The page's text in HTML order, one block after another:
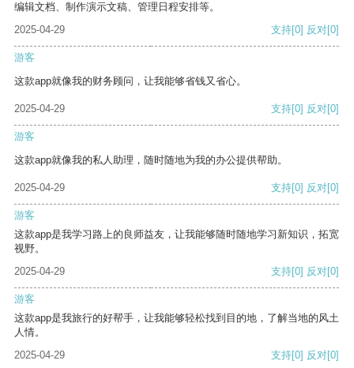
编辑文档、制作演示文稿、管理日程安排等。
2025-04-29
支持[0] 反对[0]
游客
这款app就像我的财务顾问，让我能够省钱又省心。
2025-04-29 支持[0] 反对[0]
游客
这款app就像我的私人助理，随时随地为我的办公提供帮助。
2025-04-29 支持[0] 反对[0]
游客
这款app是我学习路上的良师益友，让我能够随时随地学习新知识，拓宽
视野。
2025-04-29
支持[0] 反对[0]
游客
这款app是我旅行的好帮手，让我能够轻松找到目的地，了解当地的风土
人情。
2025-04-29
支持[0] 反对[0]